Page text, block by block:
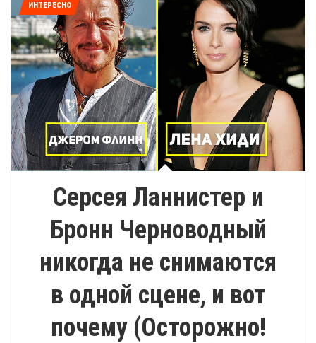
ИНТЕРЕСНО
Серсея Ланнистер и
Бронн Черноводный
никогда не снимаются
в одной сцене, и вот
почему (Осторожно!